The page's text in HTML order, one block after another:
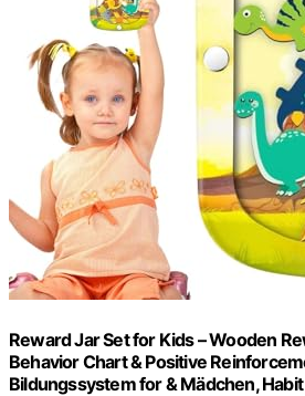
Reward Jar Set for Kids – Wooden
Behavior Chart & Positive
Bildungssystem for & Mädchen,